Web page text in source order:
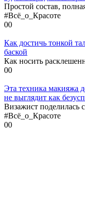
Простой состав,
#Всё_о_Красоте
00
Как достичь тонкой
баской
Как носить
00
Эта техника макияжа
не выглядит как
Визажист поделилась
#Всё_о_Красоте
00